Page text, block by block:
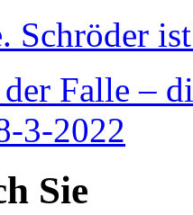
Schröder
Falle –
3-2022
Sie